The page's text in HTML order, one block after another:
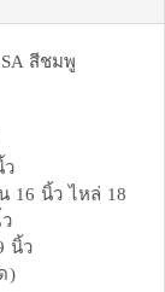
สีชมพู
ว
16 นิ้ว ไหล่ 18
นิ้ว
)